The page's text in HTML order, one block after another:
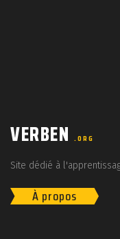
VERBEN .ORG
Site dédié à
À propos